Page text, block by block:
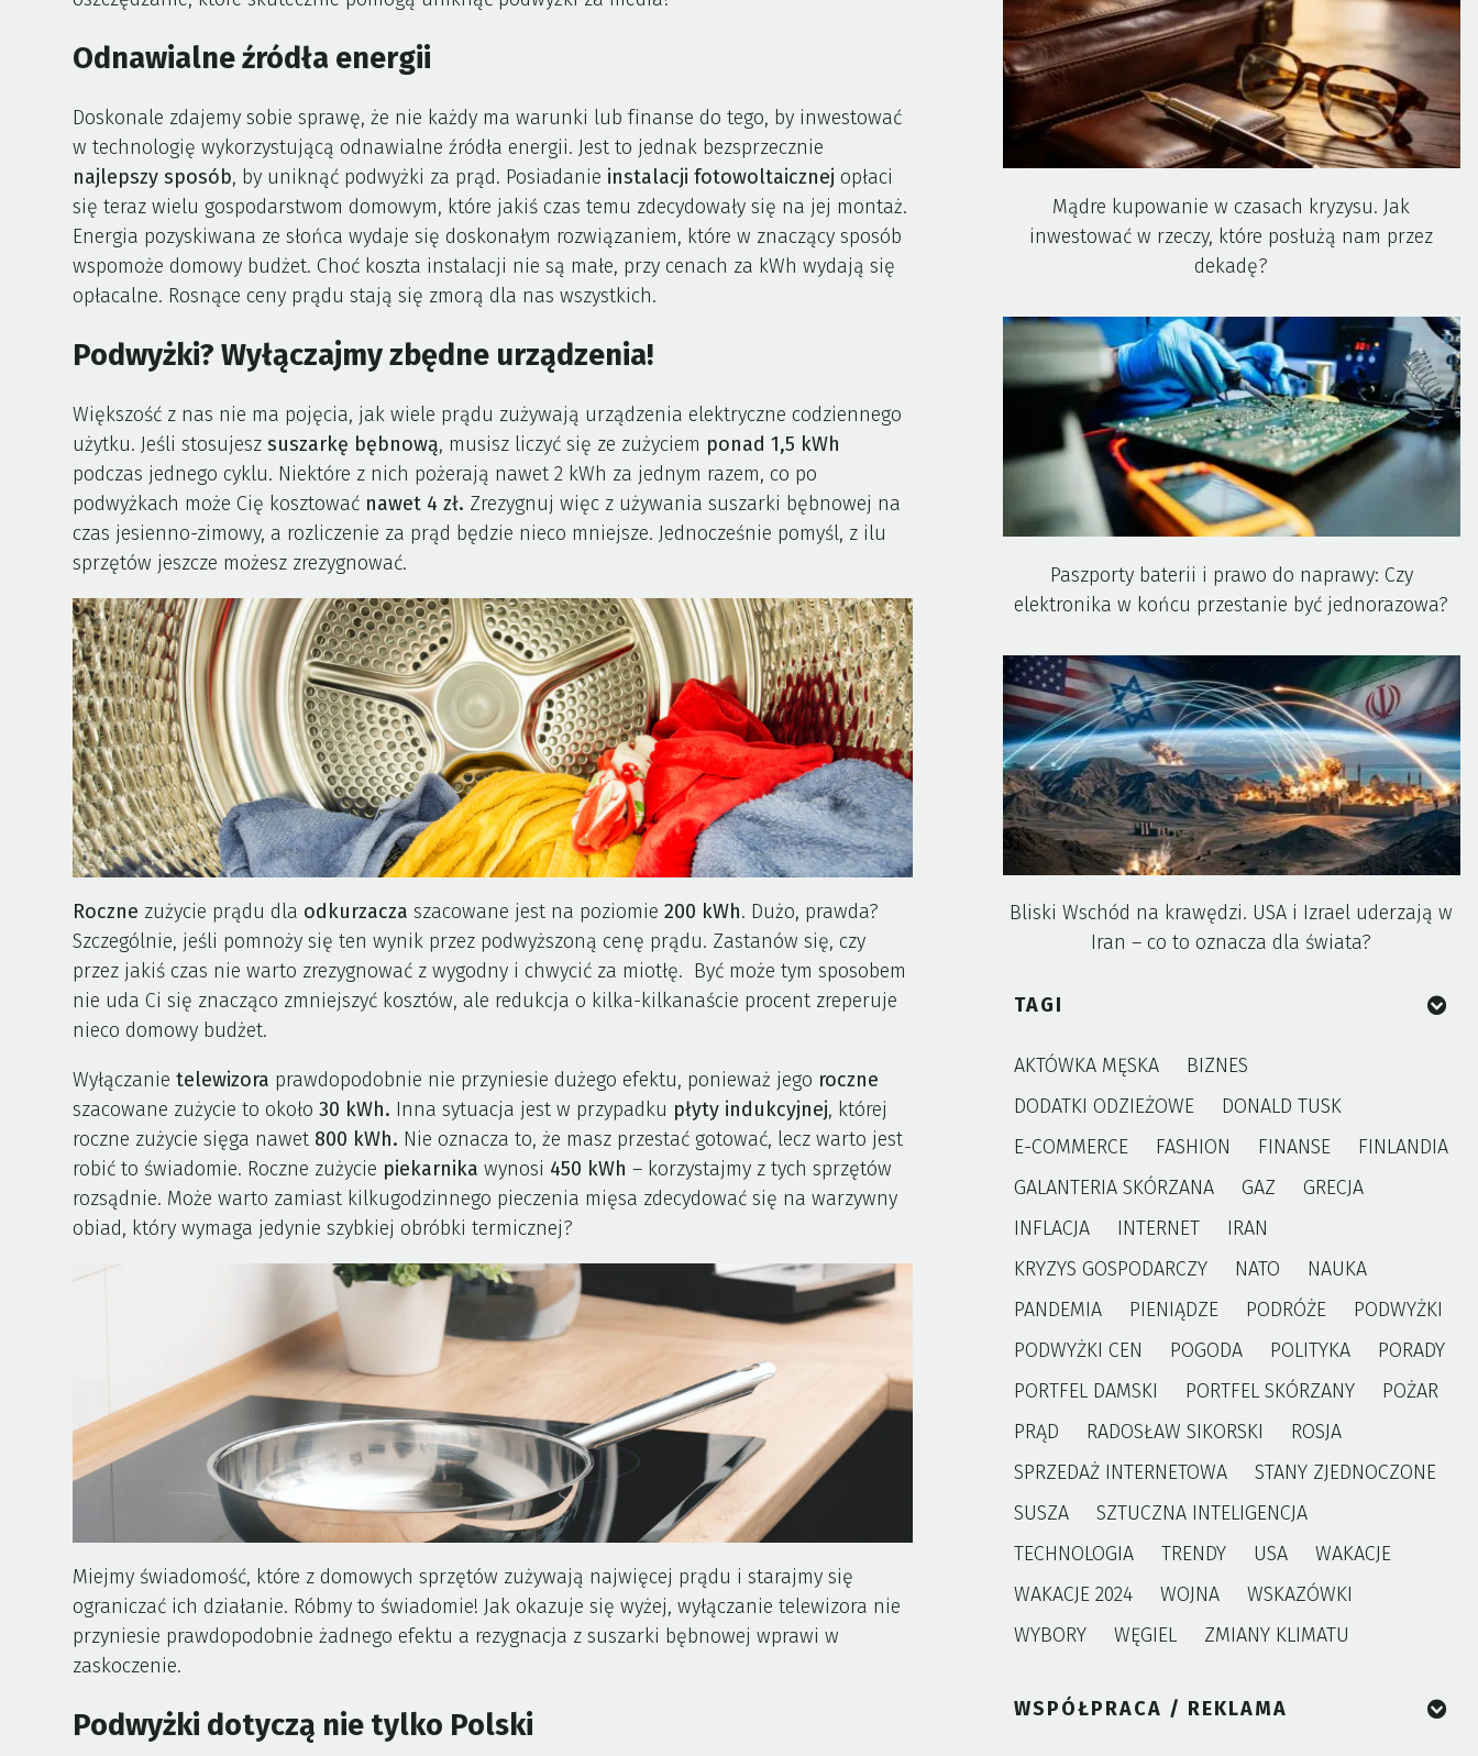
Odnawialne źródła energii
Doskonale zdajemy sobie sprawę, że nie każdy ma warunki lub finanse do tego, by inwestować
w technologię wykorzystującą odnawialne źródła energii. Jest to jednak bezsprzecznie
najlepszy sposób, by uniknąć podwyżki za prąd. Posiadanie instalacji fotowoltaicznej opłaci
się teraz wielu gospodarstwom domowym, które jakiś czas temu zdecydowały się na jej montaż.
Energia pozyskiwana ze słońca wydaje się doskonałym rozwiązaniem, które w znaczący sposób
wspomoże domowy budżet. Choć koszta instalacji nie są małe, przy cenach za kWh wydają się
opłacalne. Rosnące ceny prądu stają się zmorą dla nas wszystkich.
Podwyżki? Wyłączajmy zbędne urządzenia!
Większość z nas nie ma pojęcia, jak wiele prądu zużywają urządzenia elektryczne codziennego
użytku. Jeśli stosujesz suszarkę bębnową, musisz liczyć się ze zużyciem ponad 1,5 kWh
podczas jednego cyklu. Niektóre z nich pożerają nawet 2 kWh za jednym razem, co po
podwyżkach może Cię kosztować nawet 4 zł. Zrezygnuj więc z używania suszarki bębnowej na
czas jesienno-zimowy, a rozliczenie za prąd będzie nieco mniejsze. Jednocześnie pomyśl, z ilu
sprzętów jeszcze możesz zrezygnować.
Roczne zużycie prądu dla odkurzacza szacowane jest na poziomie 200 kWh. Dużo, prawda?
Szczególnie, jeśli pomnoży się ten wynik przez podwyższoną cenę prądu. Zastanów się, czy
przez jakiś czas nie warto zrezygnować z wygodny i chwycić za miotłę. Być może tym sposobem
nie uda Ci się znacząco zmniejszyć kosztów, ale redukcja o kilka-kilkanaście procent zreperuje
nieco domowy budżet.
Wyłączanie telewizora prawdopodobnie nie przyniesie dużego efektu, ponieważ jego roczne
szacowane zużycie to około 30 kWh. Inna sytuacja jest w przypadku płyty indukcyjnej, której
roczne zużycie sięga nawet 800 kWh. Nie oznacza to, że masz przestać gotować, lecz warto jest
robić to świadomie. Roczne zużycie piekarnika wynosi 450 kWh – korzystajmy z tych sprzętów
rozsądnie. Może warto zamiast kilkugodzinnego pieczenia mięsa zdecydować się na warzywny
obiad, który wymaga jedynie szybkiej obróbki termicznej?
Miejmy świadomość, które z domowych sprzętów zużywają najwięcej prądu i starajmy się
ograniczać ich działanie. Róbmy to świadomie! Jak okazuje się wyżej, wyłączanie telewizora nie
przyniesie prawdopodobnie żadnego efektu a rezygnacja z suszarki bębnowej wprawi w
zaskoczenie.
Podwyżki dotyczą nie tylko Polski
Mądre kupowanie w czasach kryzysu. Jak
inwestować w rzeczy, które posłużą nam przez
dekadę?
Paszporty baterii i prawo do naprawy: Czy
elektronika w końcu przestanie być jednorazowa?
Bliski Wschód na krawędzi. USA i Izrael uderzają w
Iran – co to oznacza dla świata?
TAGI
AKTÓWKA MĘSKA
BIZNES
DODATKI ODZIEŻOWE
DONALD TUSK
E-COMMERCE
FASHION FINANSE
FINLANDIA
GALANTERIA SKÓRZANA
GAZ
GRECJA
INFLACJA
INTERNET
IRAN
KRYZYS GOSPODARCZY
NATO
NAUKA
PANDEMIA
PIENIĄDZE PODRÓŻE
PODWYŻKI
PODWYŻKI CEN
POGODA POLITYKA
PORADY
PORTFEL DAMSKI
PORTFEL SKÓRZANY
POŻAR
PRĄD
RADOSŁAW SIKORSKI
ROSJA
SPRZEDAŻ INTERNETOWA
STANY ZJEDNOCZONE
SUSZA
SZTUCZNA INTELIGENCJA
TECHNOLOGIA
TRENDY USA
WAKACJE
WAKACJE 2024
WOJNA
WSKAZÓWKI
WYBORY
WĘGIEL ZMIANY KLIMATU
WSPÓŁPRACA / REKLAMA